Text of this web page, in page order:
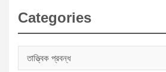
Categories
Categories